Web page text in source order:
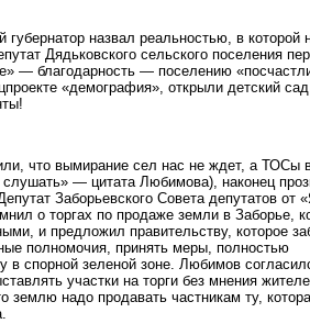
губернатор назвал реальностью, в которой
Дядьковского сельского поселения
— благодарность — поселению
«демография», открыли детский
что вымирание сел нас не ждет, а ТОСы
— цитата Любимова), наконец
Заборьевского Совета депутатов от
о торгах по продаже земли в Заборье,
и предложил правительству, которое
полномочия, принять меры, полностью
в спорной зеленой зоне. Любимов
участки на торги без мнения
землю надо продавать частникам ту,